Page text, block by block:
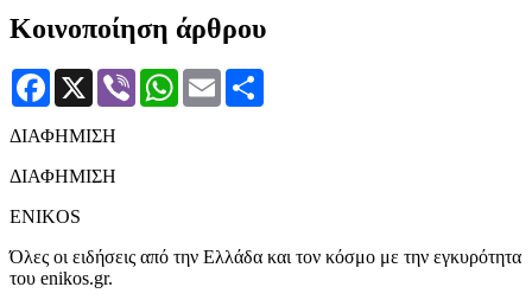
Κοινοποίηση άρθρου
Facebook
X Viber WhatsApp
Email
ΔΙΑΦΗΜΙΣΗ
ΔΙΑΦΗΜΙΣΗ
ENIKOS
Όλες οι ειδήσεις από την Ελλάδα και τον κόσμο με την εγκυρότητα
του enikos.gr.